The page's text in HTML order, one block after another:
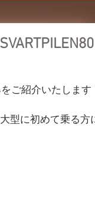
をご紹介いたします
型に初めて乗る